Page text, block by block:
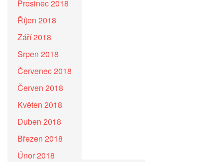
Prosinec 2018
Říjen 2018
Září 2018
Srpen 2018
Červenec 2018
Červen 2018
Květen 2018
Duben 2018
Březen 2018
Únor 2018